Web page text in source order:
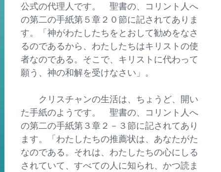
公式の代理人です。 聖書の、コリント人へ
の第二の手紙第５章２０節に記されてありま
す。「神がわたしたちをとおして勧めをなさ
るのであるから、わたしたちはキリストの使
者なのである。そこで、キリストに代わって
願う、神の和解を受けなさい」。
クリスチャンの生活は、ちょうど、開い
た手紙のようです。 聖書の、コリント人へ
の第二の手紙第３章２－３節に記されてあり
ます。「わたしたちの推薦状は、あなたがた
なのである。それは、わたしたちの心にしる
されていて、すべての人に知られ、かつ読ま